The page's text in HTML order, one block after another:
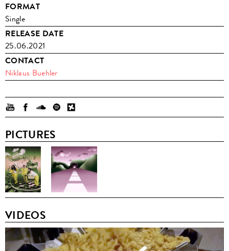
FORMAT
Single
RELEASE DATE
25.06.2021
CONTACT
Niklaus Buehler
PICTURES
VIDEOS